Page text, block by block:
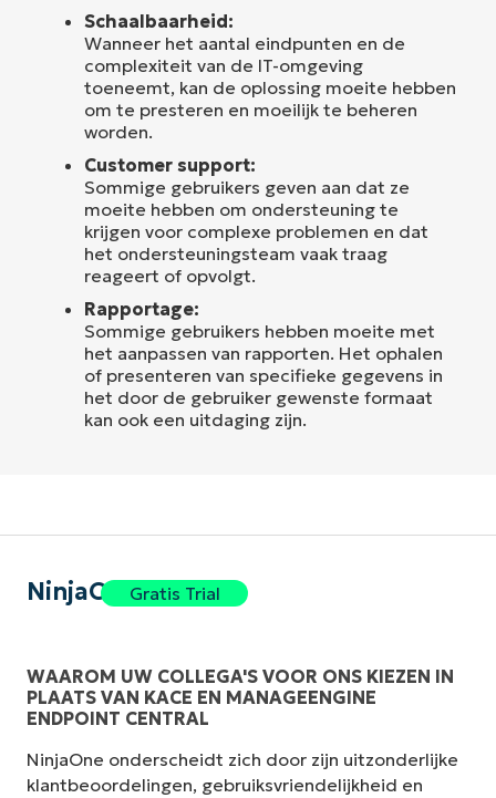
Schaalbaarheid:
Wanneer het aantal eindpunten en de
complexiteit van de IT-omgeving
toeneemt, kan de oplossing moeite hebben
om te presteren en moeilijk te beheren
worden.
Customer support:
Sommige gebruikers geven aan dat ze
moeite hebben om ondersteuning te
krijgen voor complexe problemen en dat
het ondersteuningsteam vaak traag
reageert of opvolgt.
Rapportage:
Sommige gebruikers hebben moeite met
het aanpassen van rapporten. Het ophalen
of presenteren van specifieke gegevens in
het door de gebruiker gewenste formaat
kan ook een uitdaging zijn.
NinjaOneGratis Trial
WAAROM UW COLLEGA'S VOOR ONS KIEZEN IN
PLAATS VAN KACE EN MANAGEENGINE
ENDPOINT CENTRAL
NinjaOne onderscheidt zich door zijn uitzonderlijke
klantbeoordelingen, gebruiksvriendelijkheid en